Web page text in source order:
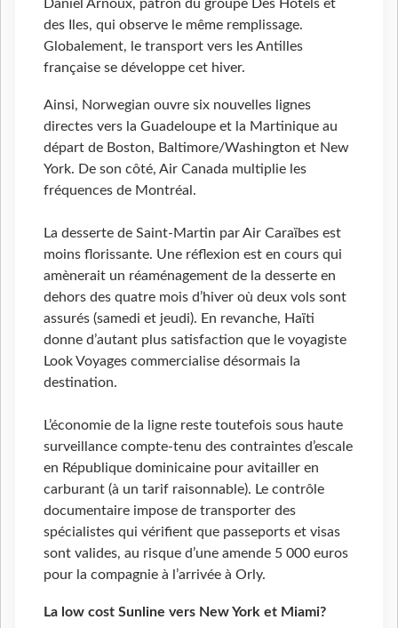
Daniel Arnoux, patron du groupe Des Hôtels et
des Iles, qui observe le même remplissage.
Globalement, le transport vers les Antilles
française se développe cet hiver.
Ainsi, Norwegian ouvre six nouvelles lignes
directes vers la Guadeloupe et la Martinique au
départ de Boston, Baltimore/Washington et New
York. De son côté, Air Canada multiplie les
fréquences de Montréal.
La desserte de Saint-Martin par Air Caraïbes est
moins florissante. Une réflexion est en cours qui
amènerait un réaménagement de la desserte en
dehors des quatre mois d’hiver où deux vols sont
assurés (samedi et jeudi). En revanche, Haïti
donne d’autant plus satisfaction que le voyagiste
Look Voyages commercialise désormais la
destination.
L’économie de la ligne reste toutefois sous haute
surveillance compte-tenu des contraintes d’escale
en République dominicaine pour avitailler en
carburant (à un tarif raisonnable). Le contrôle
documentaire impose de transporter des
spécialistes qui vérifient que passeports et visas
sont valides, au risque d’une amende 5 000 euros
pour la compagnie à l’arrivée à Orly.
La low cost Sunline vers New York et Miami?